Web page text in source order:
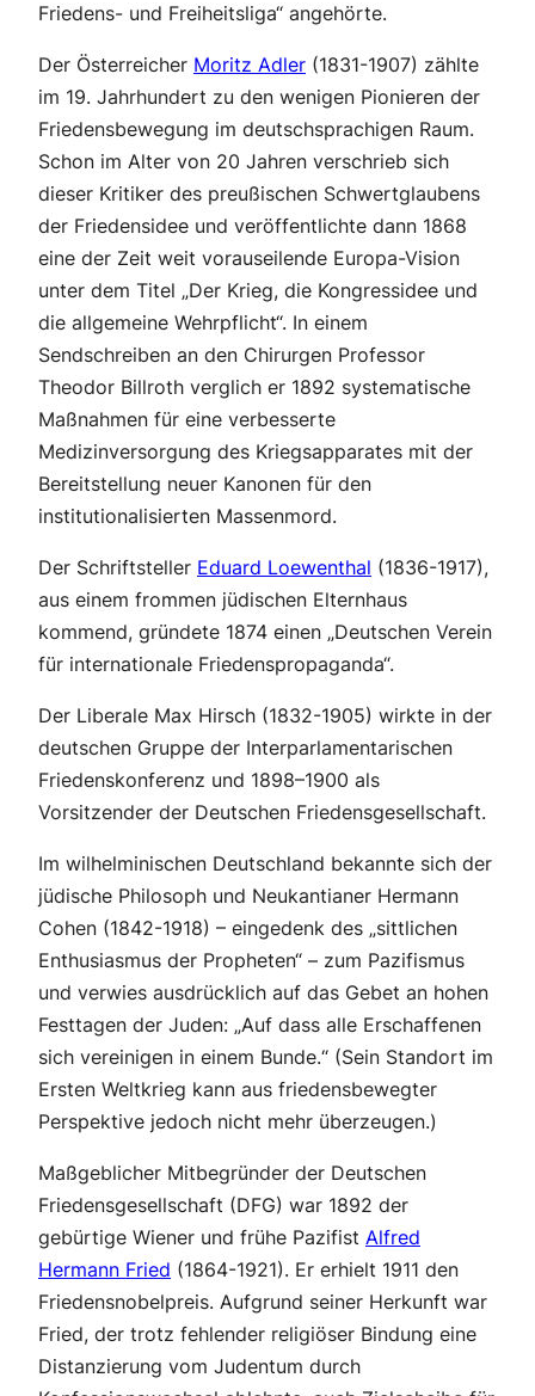
Friedens- und Freiheitsliga“ angehörte.
Der Österreicher Moritz Adler (1831-1907) zählte
im 19. Jahrhundert zu den wenigen Pionieren der
Friedensbewegung im deutschsprachigen Raum.
Schon im Alter von 20 Jahren verschrieb sich
dieser Kritiker des preußischen Schwertglaubens
der Friedensidee und veröffentlichte dann 1868
eine der Zeit weit vorauseilende Europa-Vision
unter dem Titel „Der Krieg, die Kongressidee und
die allgemeine Wehrpflicht“. In einem
Sendschreiben an den Chirurgen Professor
Theodor Billroth verglich er 1892 systematische
Maßnahmen für eine verbesserte
Medizinversorgung des Kriegsapparates mit der
Bereitstellung neuer Kanonen für den
institutionalisierten Massenmord.
Der Schriftsteller Eduard Loewenthal (1836-1917),
aus einem frommen jüdischen Elternhaus
kommend, gründete 1874 einen „Deutschen Verein
für internationale Friedenspropaganda“.
Der Liberale Max Hirsch (1832-1905) wirkte in der
deutschen Gruppe der Interparlamentarischen
Friedenskonferenz und 1898–1900 als
Vorsitzender der Deutschen Friedensgesellschaft.
Im wilhelminischen Deutschland bekannte sich der
jüdische Philosoph und Neukantianer Hermann
Cohen (1842-1918) – eingedenk des „sittlichen
Enthusiasmus der Propheten“ – zum Pazifismus
und verwies ausdrücklich auf das Gebet an hohen
Festtagen der Juden: „Auf dass alle Erschaffenen
sich vereinigen in einem Bunde.“ (Sein Standort im
Ersten Weltkrieg kann aus friedensbewegter
Perspektive jedoch nicht mehr überzeugen.)
Maßgeblicher Mitbegründer der Deutschen
Friedensgesellschaft (DFG) war 1892 der
gebürtige Wiener und frühe Pazifist Alfred
Hermann Fried (1864-1921). Er erhielt 1911 den
Friedensnobelpreis. Aufgrund seiner Herkunft war
Fried, der trotz fehlender religiöser Bindung eine
Distanzierung vom Judentum durch